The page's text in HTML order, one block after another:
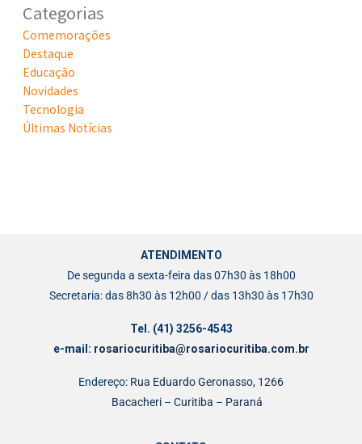
Categorias
Comemorações
Destaque
Educação
Novidades
Tecnologia
Últimas Notícias
ATENDIMENTO
De segunda a sexta-feira das 07h30 às 18h00
Secretaria: das 8h30 às 12h00 / das 13h30 às 17h30
Tel. (41) 3256-4543
e-mail: rosariocuritiba@rosariocuritiba.com.br
Endereço: Rua Eduardo Geronasso, 1266
Bacacheri – Curitiba – Paraná